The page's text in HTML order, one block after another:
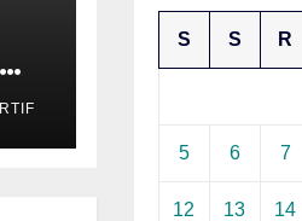
S S R
5 6 7
12 13 14